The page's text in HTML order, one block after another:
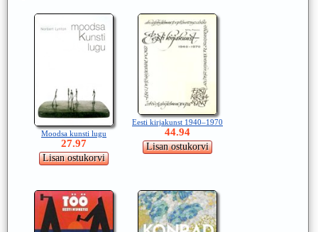
Moodsa kunsti lugu
27.97
Eesti kirjakunst 1940–1970
44.94